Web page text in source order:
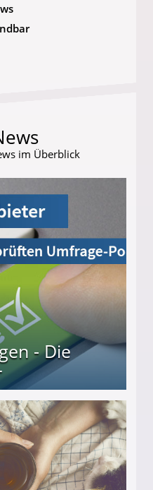
im Überblick
- Die